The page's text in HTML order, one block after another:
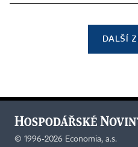
DALŠÍ
© 1996-2026 Economia, a.s.